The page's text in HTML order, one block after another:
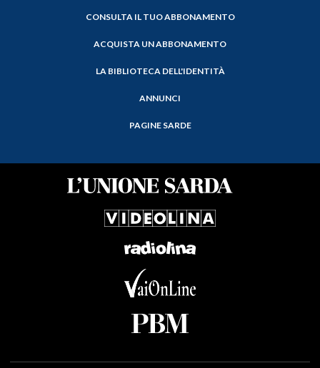
CONSULTA IL TUO ABBONAMENTO
ACQUISTA UN ABBONAMENTO
LA BIBLIOTECA DELL'IDENTITÀ
ANNUNCI
PAGINE SARDE